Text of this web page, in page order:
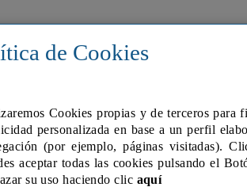
OTROS INMUEBLES
de Cookies
Cookies propias y de terceros para
personalizada en base a un perfil
(por ejemplo, páginas visitadas).
aceptar todas las cookies pulsando el
su uso haciendo clic aquí­